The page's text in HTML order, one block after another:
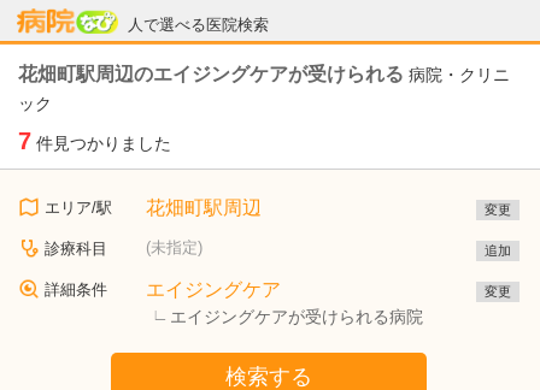
人で選べる医院検索
病院なび
花畑町駅周辺のエイジングケアが受けられる 病院・クリニ
ック
7 件見つかりました
エリア/駅 花畑町駅周辺 変更
診療科目 (未指定) 追加
詳細条件 エイジングケア
エイジングケアが受けられる病院
変更
検索する